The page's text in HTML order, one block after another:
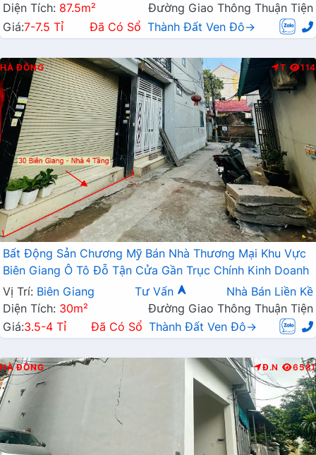
Diện Tích: 87.5m²
Đường Giao Thông Thuận Tiện
Giá:7-7.5 Tỉ Đã Có Sổ Thành Đất Ven Đô→
HÀ ĐÔNG T 114
Bất Động Sản Chương Mỹ Bán Nhà Thương Mại Khu Vực
Biên Giang Ô Tô Đỗ Tận Cửa Gần Trục Chính Kinh Doanh
Vị Trí: Biên Giang Tư Vấn
Nhà Bán Liền Kề
Diện Tích: 30m²
Đường Giao Thông Thuận Tiện
Giá:3.5-4 Tỉ Đã Có Sổ Thành Đất Ven Đô→
HÀ ĐÔNG Đ.N 6581